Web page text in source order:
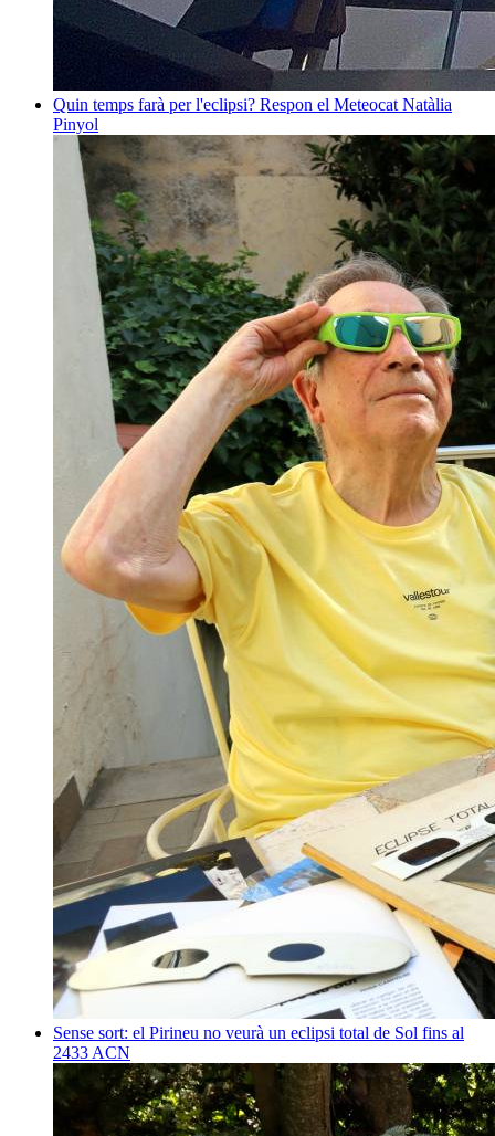
Quin temps farà per l'eclipsi? Respon el Meteocat Natàlia
Pinyol
Sense sort: el Pirineu no veurà un eclipsi total de Sol fins al
2433 ACN